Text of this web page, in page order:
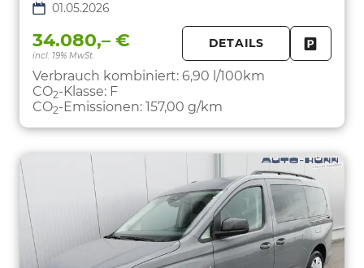
01.05.2026
34.080,– €
incl. 19% MwSt.
DETAILS
Verbrauch kombiniert: 6,90 l/100km
CO2-Klasse: F
CO2-Emissionen: 157,00 g/km